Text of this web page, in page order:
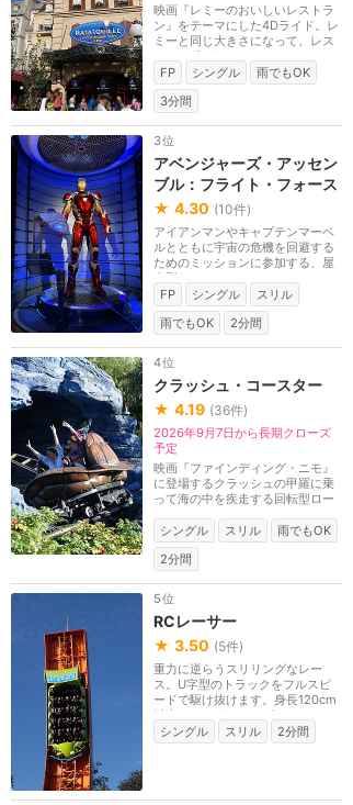
映画『レミーのおいしいレストラ
ン』をテーマにした4Dライド。レ
ミーと同じ大きさになって、レス
トラン「グストー...
FP
シングル
雨でもOK
3分間
3位
アベンジャーズ・アッセン
ブル：フライト・フォース
★ 4.30 (10件)
アイアンマンやキャプテンマーベ
ルとともに宇宙の危機を回避する
ためのミッションに参加する、屋
内型ローラーコー...
FP
シングル
スリル
雨でもOK
2分間
4位
クラッシュ・コースター
★ 4.19 (36件)
2026年9月7日から長期クローズ
予定
映画『ファインディング・ニモ』
に登場するクラッシュの甲羅に乗
って海の中を疾走する回転型ロー
シングル
スリル
雨でもOK
2分間
5位
RCレーサー
★ 3.50 (5件)
重力に逆らうスリリングなレー
ス。U字型のトラックをフルスピ
ードで駆け抜けます。身長120cm
以上。シングルライダ...
シングル
スリル 2分間